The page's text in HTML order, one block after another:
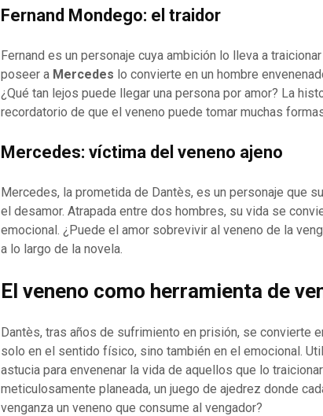
Fernand Mondego: el traidor
Fernand es un personaje cuya ambición lo lleva a
poseer a Mercedes lo convierte en un hombre
¿Qué tan lejos puede llegar una persona por amor? La
recordatorio de que el veneno puede tomar muchas
Mercedes: víctima del veneno ajeno
Mercedes, la prometida de Dantès, es un personaje que
el desamor. Atrapada entre dos hombres, su vida se
emocional. ¿Puede el amor sobrevivir al veneno de la
a lo largo de la novela.
El veneno como herramienta de
Dantès, tras años de sufrimiento en prisión, se convierte
solo en el sentido físico, sino también en el emocional.
astucia para envenenar la vida de aquellos que lo
meticulosamente planeada, un juego de ajedrez donde
venganza un veneno que consume al vengador?